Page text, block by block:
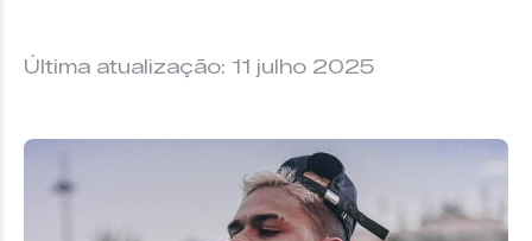
Última atualização: 11 julho 2025